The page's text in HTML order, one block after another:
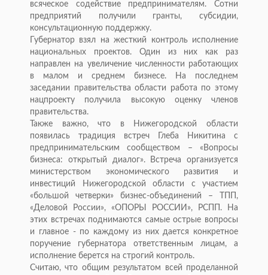
всяческое содействие предпринимателям. Сотни
предприятий получили гранты, субсидии,
консультационную поддержку.
Губернатор взял на жесткий контроль исполнение
национальных проектов. Один из них как раз
направлен на увеличение численности работающих
в малом и среднем бизнесе. На последнем
заседании правительства области работа по этому
нацпроекту получила высокую оценку членов
правительства.
Также важно, что в Нижегородской области
появилась традиция встреч Глеба Никитина с
предпринимательским сообществом – «Вопросы
бизнеса: открытый диалог». Встреча организуется
министерством экономического развития и
инвестиций Нижегородской области с участием
«большой четверки» бизнес-объединений – ТПП,
«Деловой России», «ОПОРЫ РОССИИ», РСПП. На
этих встречах поднимаются самые острые вопросы
и главное - по каждому из них дается конкретное
поручение губернатора ответственным лицам, а
исполнение берется на строгий контроль.
Считаю, что общим результатом всей проделанной